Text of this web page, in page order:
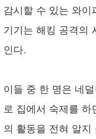
감시할 수 있는 와이
기기는 해킹 공격의
인다.
이들 중 한 명은 네
로 집에서 숙제를
의 활동을 전혀 알지